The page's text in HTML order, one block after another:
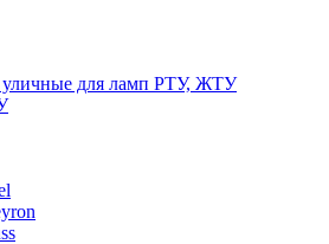
уличные для ламп РТУ, ЖТУ